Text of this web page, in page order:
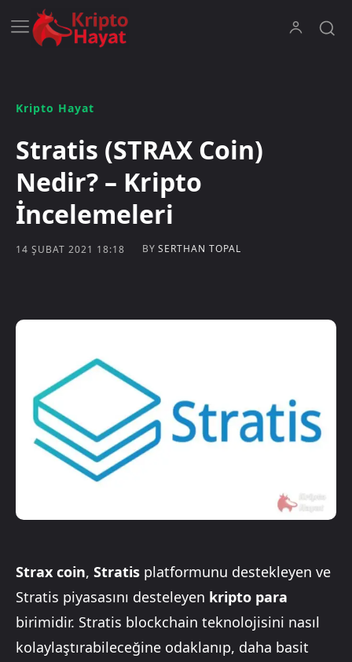
Kripto Hayat
Stratis (STRAX Coin)
Nedir? – Kripto
İncelemeleri
14 ŞUBAT 2021 18:18 BY SERTHAN TOPAL
Strax coin, Stratis platformunu destekleyen ve
Stratis piyasasını desteleyen kripto para
birimidir. Stratis blockchain teknolojisini nasıl
kolaylaştırabileceğine odaklanıp, daha basit